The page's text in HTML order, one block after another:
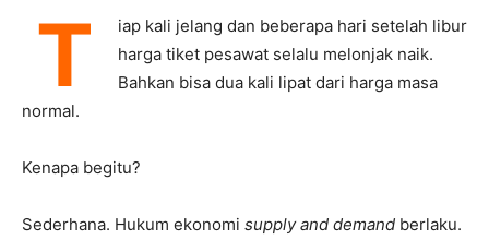
T
iap kali jelang dan beberapa hari setelah libur
harga tiket pesawat selalu melonjak naik.
Bahkan bisa dua kali lipat dari harga masa
normal.
Kenapa begitu?
Sederhana. Hukum ekonomi supply and demand berlaku.